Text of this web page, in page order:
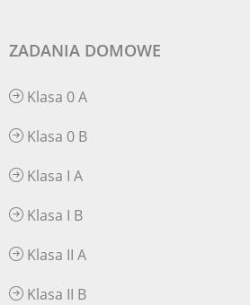
ZADANIA DOMOWE
Klasa 0 A
Klasa 0 B
Klasa I A
Klasa I B
Klasa II A
Klasa II B